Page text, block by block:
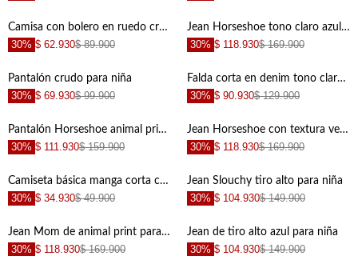
+ +
+
+ +
+ +
+
Camisa con bolero en ruedo crudo para niña
30% $ 62.930$ 89.900
+
Jean Horseshoe tono claro azul para niña
30% $ 118.930$ 169.900
Pantalón crudo para niña
30% $ 69.930$ 99.900
Falda corta en denim tono claro azul para niña
30% $ 90.930$ 129.900
Pantalón Horseshoe animal print para niña
30% $ 111.930$ 159.900
Jean Horseshoe con textura velvet gris para niña
30% $ 118.930$ 169.900
Camiseta básica manga corta crudo para niña de silueta entallada
30% $ 34.930$ 49.900
Jean Slouchy tiro alto para niña
30% $ 104.930$ 149.900
Jean Mom de animal print para niña
30% $ 118.930$ 169.900
Jean de tiro alto azul para niña
30% $ 104.930$ 149.900